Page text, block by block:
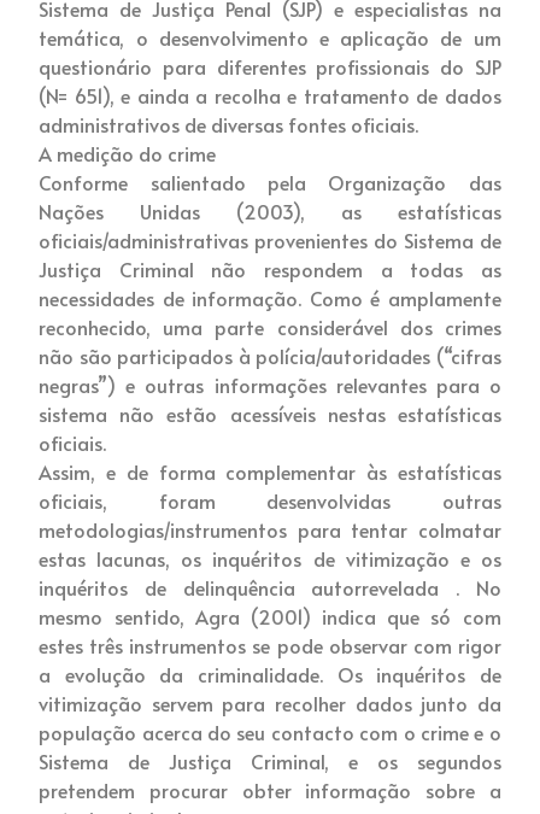
Sistema de Justiça Penal (SJP) e especialistas na
temática, o desenvolvimento e aplicação de um
questionário para diferentes profissionais do SJP
(N= 651), e ainda a recolha e tratamento de dados
administrativos de diversas fontes oficiais.
A medição do crime
Conforme salientado pela Organização das
Nações Unidas (2003), as estatísticas
oficiais/administrativas provenientes do Sistema de
Justiça Criminal não respondem a todas as
necessidades de informação. Como é amplamente
reconhecido, uma parte considerável dos crimes
não são participados à polícia/autoridades (“cifras
negras”) e outras informações relevantes para o
sistema não estão acessíveis nestas estatísticas
oficiais.
Assim, e de forma complementar às estatísticas
oficiais, foram desenvolvidas outras
metodologias/instrumentos para tentar colmatar
estas lacunas, os inquéritos de vitimização e os
inquéritos de delinquência autorrevelada . No
mesmo sentido, Agra (2001) indica que só com
estes três instrumentos se pode observar com rigor
a evolução da criminalidade. Os inquéritos de
vitimização servem para recolher dados junto da
população acerca do seu contacto com o crime e o
Sistema de Justiça Criminal, e os segundos
pretendem procurar obter informação sobre a